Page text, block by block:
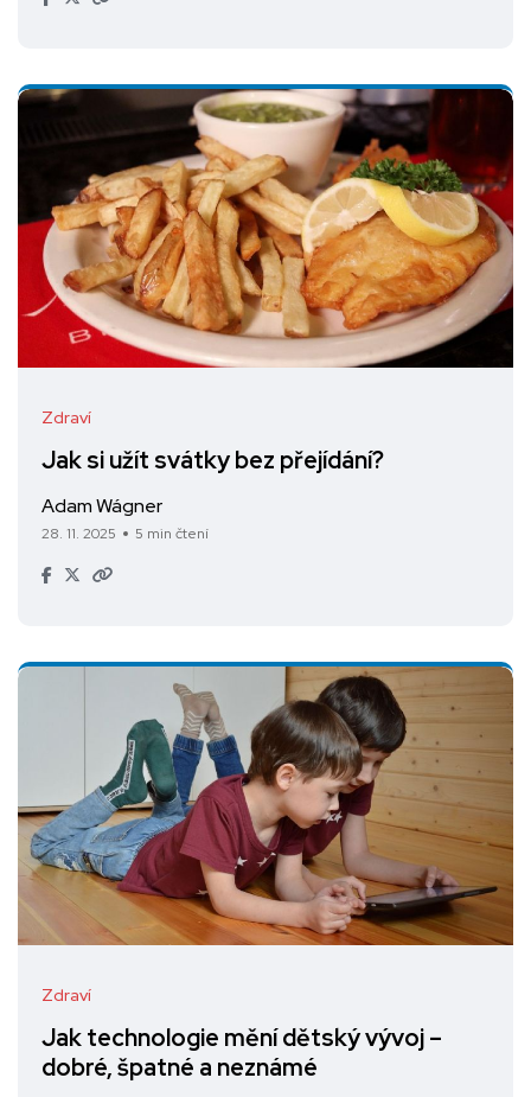
Zdraví
Jak si užít svátky bez přejídání?
Adam Wágner
28. 11. 2025 5 min čtení
Zdraví
Jak technologie mění dětský vývoj –
dobré, špatné a neznámé